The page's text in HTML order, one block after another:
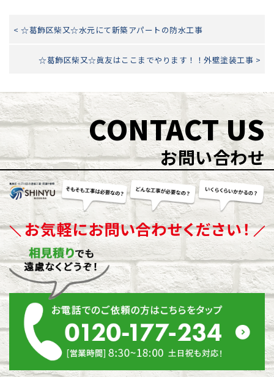
< ☆葛飾区柴又☆水元にて新築アパートの防水工事
☆葛飾区柴又☆眞友はここまでやります！！外壁塗装工事 >
CONTACT US
お問い合わせ